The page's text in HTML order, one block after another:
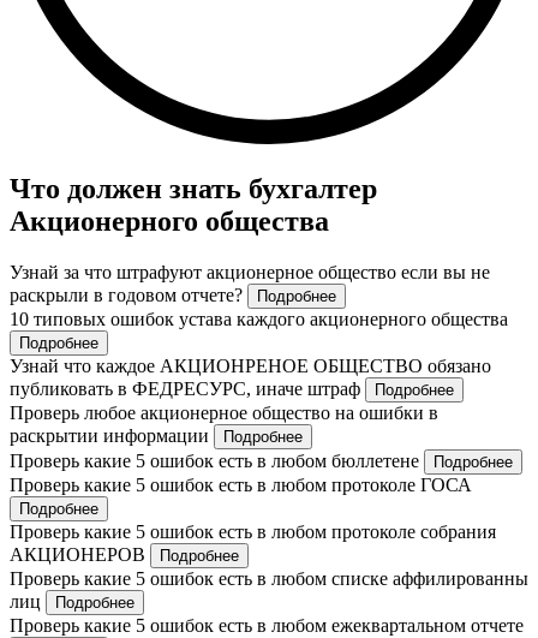
Что должен знать бухгалтер
Акционерного общества
Узнай за что штрафуют акционерное общество если вы не
раскрыли в годовом отчете?
Подробнее
10 типовых ошибок устава каждого акционерного общества
Подробнее
Узнай что каждое АКЦИОНРЕНОЕ ОБЩЕСТВО обязано
публиковать в ФЕДРЕСУРС, иначе штраф
Подробнее
Проверь любое акционерное общество на ошибки в
раскрытии информации
Подробнее
Проверь какие 5 ошибок есть в любом бюллетене Подробнее
Проверь какие 5 ошибок есть в любом протоколе ГОСА
Подробнее
Проверь какие 5 ошибок есть в любом протоколе собрания
АКЦИОНЕРОВ
Подробнее
Проверь какие 5 ошибок есть в любом списке аффилированны
лиц
Подробнее
Проверь какие 5 ошибок есть в любом ежеквартальном отчете